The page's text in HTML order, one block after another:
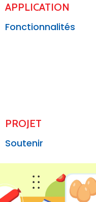
APPLICATION
Fonctionnalités
PROJET
Soutenir